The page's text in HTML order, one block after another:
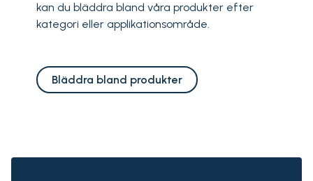
kan du bläddra bland våra produkter efter
kategori eller applikationsområde.
Bläddra bland produkter